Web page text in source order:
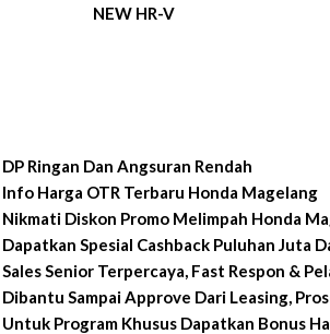
NEW HR-V
DP Ringan Dan Angsuran Rendah
Info Harga OTR Terbaru Honda Magelang
Nikmati Diskon Promo Melimpah Honda
Dapatkan Spesial Cashback Puluhan Juta
Sales Senior Terpercaya, Fast Respon &
Dibantu Sampai Approve Dari Leasing,
Untuk Program Khusus Dapatkan Bonus